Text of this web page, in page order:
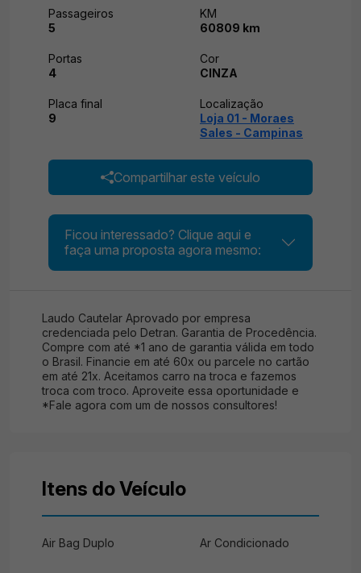
Passageiros
5
KM
60809 km
Portas
4
Cor
CINZA
Placa final
9
Localização
Loja 01 - Moraes
Sales - Campinas
Compartilhar este veículo
Ficou interessado? Clique aqui e
faça uma proposta agora mesmo:
Laudo Cautelar Aprovado por empresa
credenciada pelo Detran. Garantia de Procedência.
Compre com até *1 ano de garantia válida em todo
o Brasil. Financie em até 60x ou parcele no cartão
em até 21x. Aceitamos carro na troca e fazemos
troca com troco. Aproveite essa oportunidade e
*Fale agora com um de nossos consultores!
Itens do Veículo
Air Bag Duplo Ar Condicionado